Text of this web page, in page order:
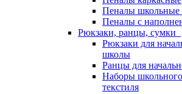
Пеналы школьные
Пеналы с
Рюкзаки, ранцы, сумки
Рюкзаки для
школы
Ранцы для
Наборы
текстиля